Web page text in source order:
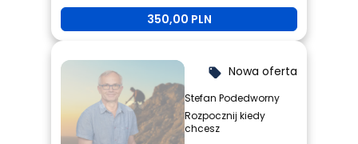
350,00 PLN
local_offer Nowa oferta
Stefan Podedworny
Rozpocznij kiedy
chcesz